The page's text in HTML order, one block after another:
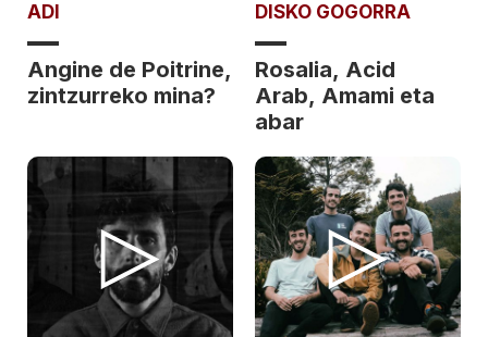
ADI
Angine de Poitrine,
zintzurreko mina?
DISKO GOGORRA
Rosalia, Acid
Arab, Amami eta
abar